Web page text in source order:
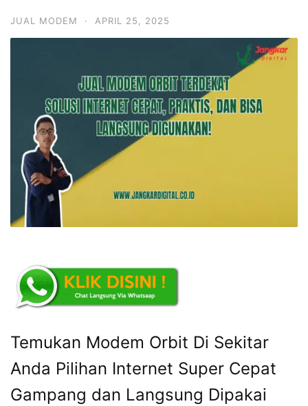
JUAL MODEM · APRIL 25, 2025
Temukan Modem Orbit Di Sekitar
Anda Pilihan Internet Super Cepat
Gampang dan Langsung Dipakai